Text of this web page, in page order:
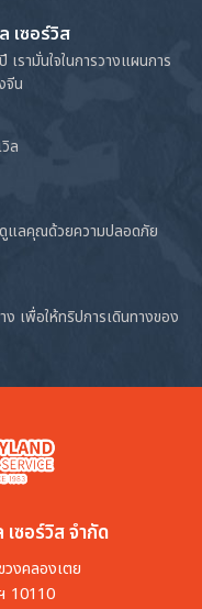
เซอร์วิส
รามั่นใจในการวางแผนการ
จีน
ล
แลคุณด้วยความปลอดภัย
ง เพื่อให้ทริปการเดินทางของ
ซอร์วิส จำกัด
งคลองเตย
10110